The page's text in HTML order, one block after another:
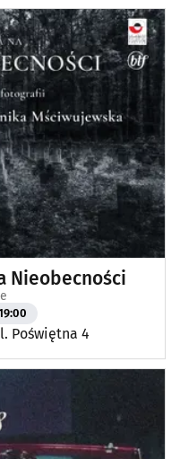
Nieobecności
Poświętna 4